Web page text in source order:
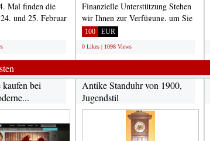
Mal finden die
und 25. Februar
Finanzielle Unterstützung Stehen
wir Ihnen zur Verfügung, um Sie
bei der Tilgung...
100 EUR
0 Likes | 1098 Views
bei
Antike Standuhr von 1900,
Jugendstil